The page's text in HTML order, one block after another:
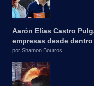
Aarón Elías Castro
empresas desde dentro
por Shamon Boutros